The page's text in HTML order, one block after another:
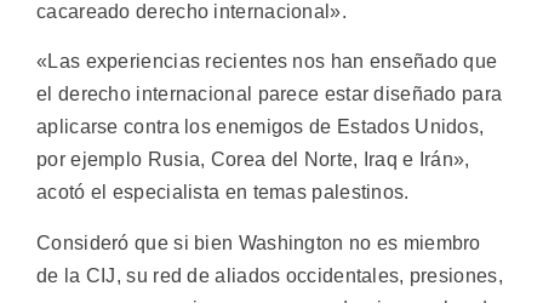
cacareado derecho internacional».
«Las experiencias recientes nos han enseñado que
el derecho internacional parece estar diseñado para
aplicarse contra los enemigos de Estados Unidos,
por ejemplo Rusia, Corea del Norte, Iraq e Irán»,
acotó el especialista en temas palestinos.
Consideró que si bien Washington no es miembro
de la CIJ, su red de aliados occidentales, presiones,